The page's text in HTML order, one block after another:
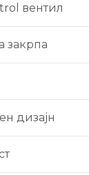
вентил
закрпа
дизајн